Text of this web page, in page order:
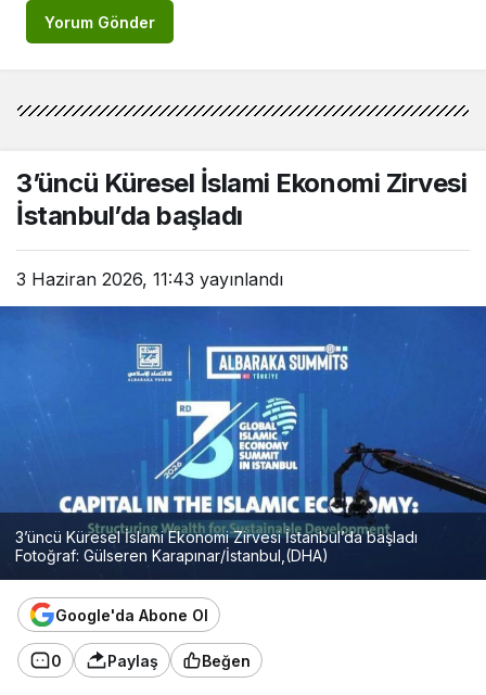
Yorum Gönder
3’üncü Küresel İslami Ekonomi Zirvesi
İstanbul’da başladı
3 Haziran 2026, 11:43 yayınlandı
3’üncü Küresel İslami Ekonomi Zirvesi İstanbul’da başladı
Fotoğraf: Gülseren Karapınar/İstanbul,(DHA)
Google'da Abone Ol
0 Paylaş Beğen